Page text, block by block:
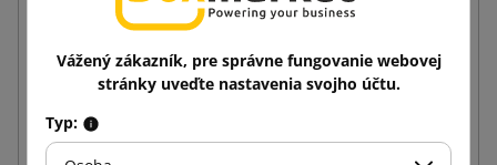
Hnedá klopová krabica K110 250x200x100
od 0,33 € s DPH
Vážený zákazník, pre správne fungovanie webovej
stránky uveďte nastavenia svojho účtu.
Typ: